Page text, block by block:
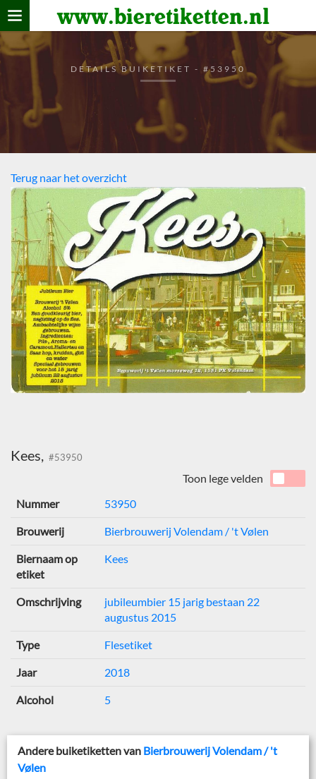
www.bieretiketten.nl
Home
verzamelen
De bierkaart
Bezoekers
DETAILS BUIKETIKET - #53950
Terug naar het overzicht
Kees, #53950
Toon lege velden
Nummer
53950
Brouwerij Bierbrouwerij Volendam / 't Vølen
Biernaam op
etiket
Kees
Omschrijving
jubileumbier 15 jarig bestaan 22
augustus 2015
Type Flesetiket
Jaar 2018
Alcohol 5
Andere buiketiketten van Bierbrouwerij Volendam / 't
Vølen